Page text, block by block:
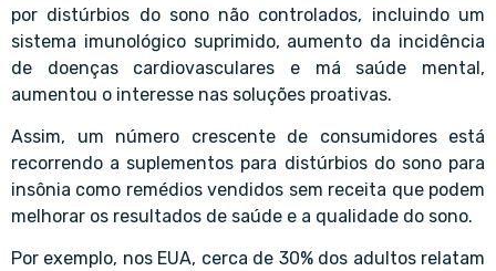
por distúrbios do sono não controlados, incluindo um
sistema imunológico suprimido, aumento da incidência
de doenças cardiovasculares e má saúde mental,
aumentou o interesse nas soluções proativas.
Assim, um número crescente de consumidores está
recorrendo a suplementos para distúrbios do sono para
insônia como remédios vendidos sem receita que podem
melhorar os resultados de saúde e a qualidade do sono.
Por exemplo, nos EUA, cerca de 30% dos adultos relatam